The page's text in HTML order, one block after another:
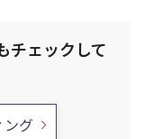
チェックして
ング